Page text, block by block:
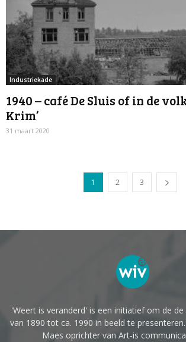
Industriekade
1940 – café De Sluis of in de
Krim’
31 maart 2020
1 2 3
'Weert is veranderd' is een initiatief om de
van 1890 tot ca. 1990 in beeld te
Maes oprichter van Art-is